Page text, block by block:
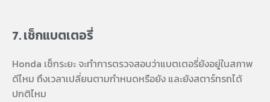
7. เช็กแบตเตอรี่
Honda เช็กระยะ จะทำการตรวจสอบว่าแบตเตอรี่ยังอยู่ในสภาพ
ดีไหม ถึงเวลาเปลี่ยนตามกำหนดหรือยัง และยังสตาร์ทรถได้
ปกติไหม